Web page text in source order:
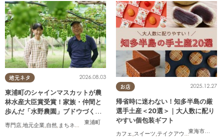
地元ネタ
東浦町
2026.08.03
東浦町のシャインマスカットが農
林水産大臣賞受賞！家族・仲間と
歩んだ「水野農園」ブドウづくり
専門店 地元企業 自然 まちネタ 季節ネタ ちたまるスタイル掲載店 夫婦
お店
東海市大府
2025.12.27
帰省時に迷わない！知多半島の厳
選手土産＜20選＞｜大人数に配り
やすい個包装ギフト
カフェ,スイーツ,テイクアウト ,まとめ記事